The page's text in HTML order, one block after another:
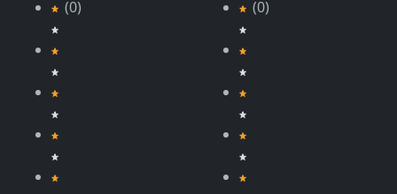
(0) (0)